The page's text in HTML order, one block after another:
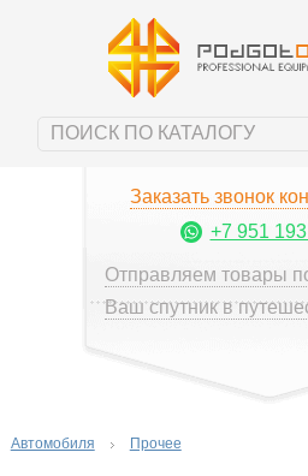
Заказать звонок
+7 951
Отправляем товары
Ваш спутник в
Автомобиля Прочее